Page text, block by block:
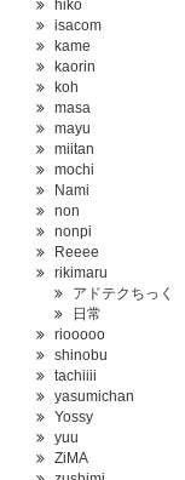
hiko
isacom
kame
kaorin
koh
masa
mayu
miitan
mochi
Nami
non
nonpi
Reeee
rikimaru
アドテクちっく
日常
riooooo
shinobu
tachiiii
yasumichan
Yossy
yuu
ZiMA